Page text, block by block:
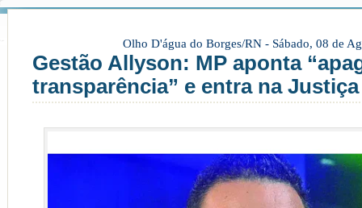
Olho D'água do Borges/RN - Sábado, 08 de
Gestão Allyson: MP aponta
transparência” e entra na Justiça